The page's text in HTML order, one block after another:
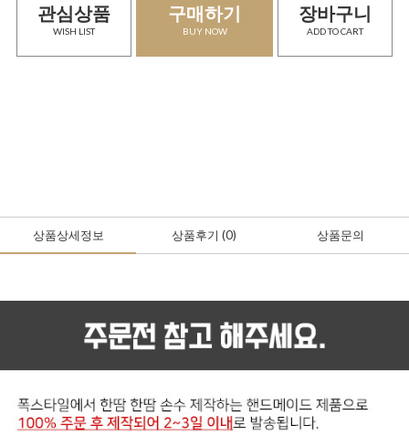
관심상품
WISH LIST
구매하기
BUY NOW
장바구니
ADD TO CART
상품상세정보 상품후기 (0) 상품문의